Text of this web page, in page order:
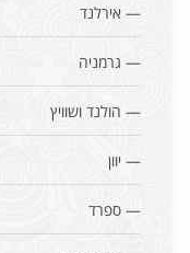
— אירלנד
— גרמניה
— הולנד ושוויץ
— יוון
— ספרד